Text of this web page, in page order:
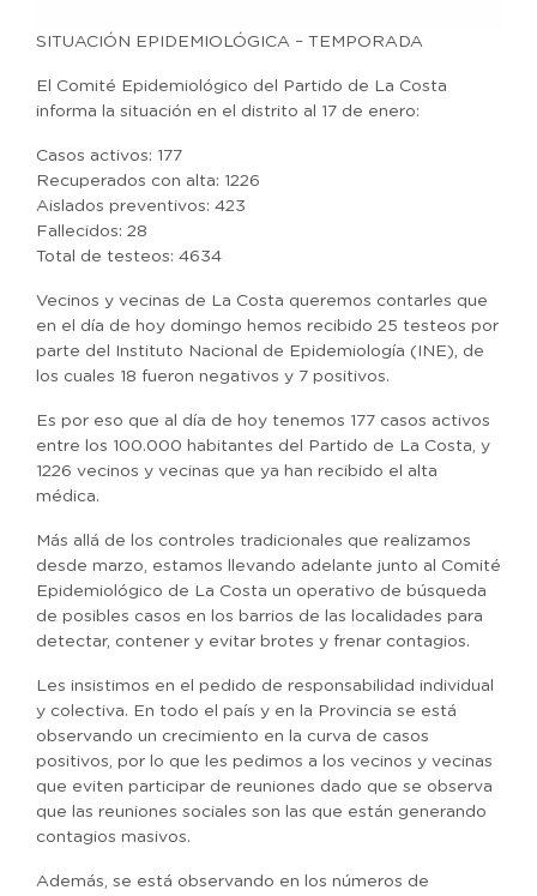
SITUACIÓN EPIDEMIOLÓGICA – TEMPORADA
El Comité Epidemiológico del Partido de La Costa
informa la situación en el distrito al 17 de enero:
Casos activos: 177
Recuperados con alta: 1226
Aislados preventivos: 423
Fallecidos: 28
Total de testeos: 4634
Vecinos y vecinas de La Costa queremos contarles que
en el día de hoy domingo hemos recibido 25 testeos por
parte del Instituto Nacional de Epidemiología (INE), de
los cuales 18 fueron negativos y 7 positivos.
Es por eso que al día de hoy tenemos 177 casos activos
entre los 100.000 habitantes del Partido de La Costa, y
1226 vecinos y vecinas que ya han recibido el alta
médica.
Más allá de los controles tradicionales que realizamos
desde marzo, estamos llevando adelante junto al Comité
Epidemiológico de La Costa un operativo de búsqueda
de posibles casos en los barrios de las localidades para
detectar, contener y evitar brotes y frenar contagios.
Les insistimos en el pedido de responsabilidad individual
y colectiva. En todo el país y en la Provincia se está
observando un crecimiento en la curva de casos
positivos, por lo que les pedimos a los vecinos y vecinas
que eviten participar de reuniones dado que se observa
que las reuniones sociales son las que están generando
contagios masivos.
Además, se está observando en los números de